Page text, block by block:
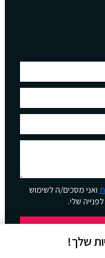
ואני מסכים/ה לשימוש
שלי.
שלך!